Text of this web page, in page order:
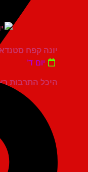
היכל התרבות ראשון
יונה קפח סטנדאפ
יום ד'